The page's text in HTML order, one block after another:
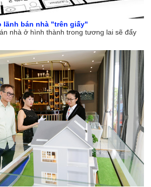
lãnh bán nhà "trên giấy"
nhà ở hình thành trong tương lai sẽ đẩy